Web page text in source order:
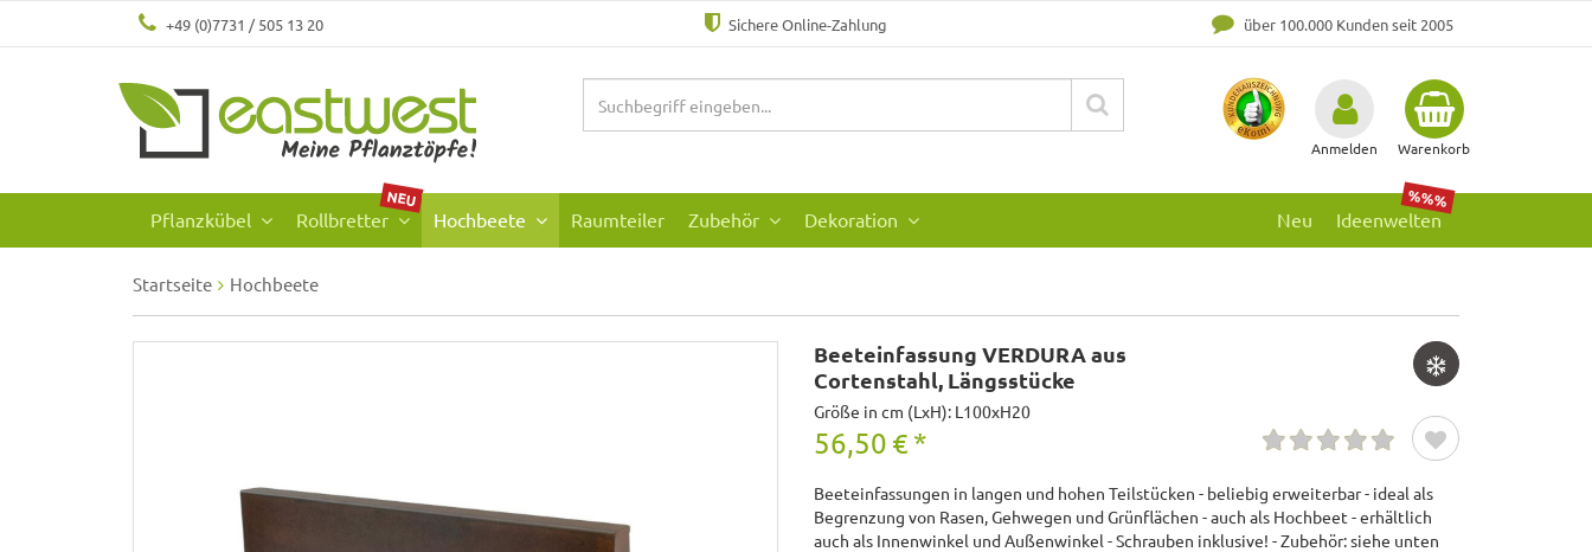
+49 (0)7731 / 505 13 20 Sichere Online-Zahlung über 100.000 Kunden seit 2005
Anmelden Warenkorb
Pflanzkübel Rollbretter
NEU
Hochbeete Raumteiler Zubehör Dekoration Ideenwelten
%%%
Neu
Startseite Hochbeete
Beeteinfassung VERDURA aus
Cortenstahl, Längsstücke
Größe in cm (LxH): L100xH20
56,50 € *
Beeteinfassungen in langen und hohen Teilstücken - beliebig erweiterbar - ideal als
Begrenzung von Rasen, Gehwegen und Grünflächen - auch als Hochbeet - erhältlich
auch als Innenwinkel und Außenwinkel - Schrauben inklusive! - Zubehör: siehe unten